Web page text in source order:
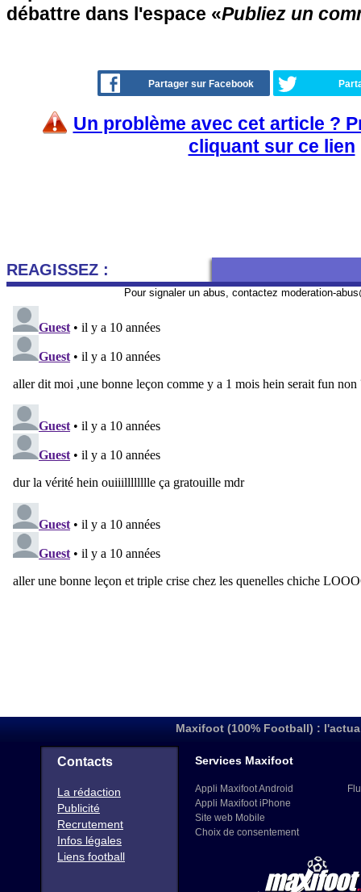
débattre dans l'espace «Publiez un
Partager sur Facebook
Un problème avec cet article ?
cliquant sur ce lien
REAGISSEZ :
Pour signaler un abus, contactez moderation-
Maxifoot (100% Football) :
Contacts
La rédaction
Publicité
Recrutement
Infos légales
Liens football
Services Maxifoot
Appli Maxifoot Android
Appli Maxifoot iPhone
Site web Mobile
Choix de consentement